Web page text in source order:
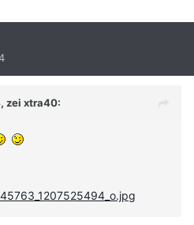
zei xtra40: